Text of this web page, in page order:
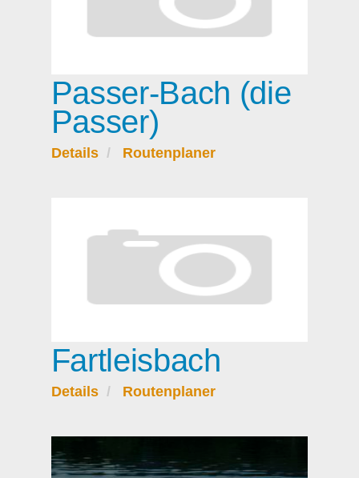
Passer-Bach (die
Passer)
Details Routenplaner
Fartleisbach
Details Routenplaner